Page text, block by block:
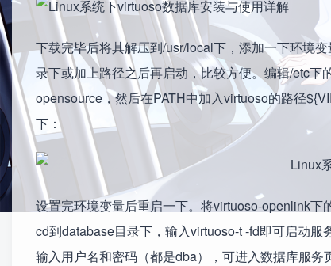
下载完毕后将其解压到/usr/local下，添加一下环境
录下或加上路径之后再启动，比较方便。编辑/etc
opensource，然后在PATH中加入virtuoso的路径
下：
设置完环境变量后重启一下。将virtuoso-openlink下
cd到database目录下，输入virtuoso-t -fd即可启动
输入用户名和密码（都是dba），可进入数据库服务